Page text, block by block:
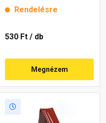
Rendelésre
530 Ft / db
Megnézem